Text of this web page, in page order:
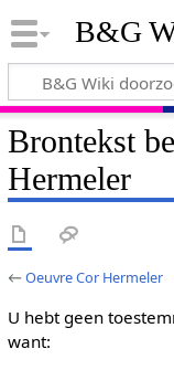
B&G
Brontekst
Hermeler
←Oeuvre Cor Hermeler
U hebt geen
want: